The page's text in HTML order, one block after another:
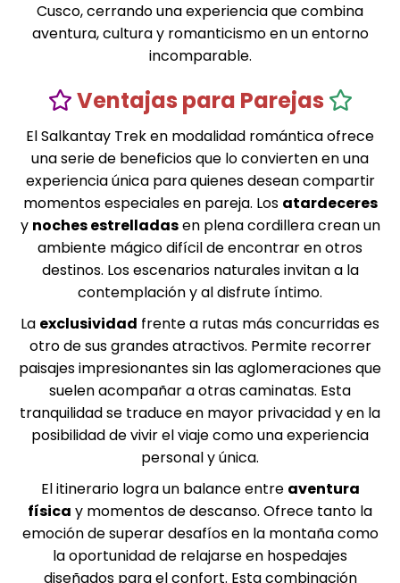
Cusco, cerrando una experiencia que combina
aventura, cultura y romanticismo en un entorno
incomparable.
Ventajas para Parejas
El Salkantay Trek en modalidad romántica ofrece
una serie de beneficios que lo convierten en una
experiencia única para quienes desean compartir
momentos especiales en pareja. Los atardeceres
y noches estrelladasen plena cordillera crean un
ambiente mágico difícil de encontrar en otros
destinos. Los escenarios naturales invitan a la
contemplación y al disfrute íntimo.
La exclusividad frente a rutas más concurridas es
otro de sus grandes atractivos. Permite recorrer
paisajes impresionantes sin las aglomeraciones que
suelen acompañar a otras caminatas. Esta
tranquilidad se traduce en mayor privacidad y en la
posibilidad de vivir el viaje como una experiencia
personal y única.
El itinerario logra un balance entre aventura
física y momentos de descanso. Ofrece tanto la
emoción de superar desafíos en la montaña como
la oportunidad de relajarse en hospedajes
diseñados para el confort. Esta combinación